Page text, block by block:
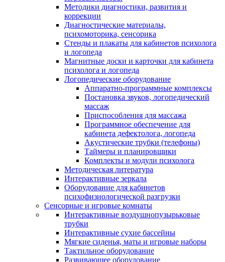
Методики диагностики, развития и
коррекции
Диагностические материалы,
психомоторика, сенсорика
Стенды и плакаты для кабинетов психолога
и логопеда
Магнитные доски и карточки для кабинета
психолога и логопеда
Логопедические оборудование
Аппаратно-программные комплексы
Постановка звуков, логопедический
массаж
Приспособления для массажа
Программное обеспечение для
кабинета дефектолога, логопеда
Акустические трубки (телефоны)
Таймеры и планировщики
Комплекты и модули психолога
Методическая литература
Интерактивные зеркала
Оборудование для кабинетов
психофизиологической разгрузки
Сенсорные и игровые комнаты
Интерактивные воздушнопузырьковые
трубки
Интерактивные сухие бассейны
Мягкие сиденья, маты и игровые наборы
Тактильное оборудование
Развивающее оборудование